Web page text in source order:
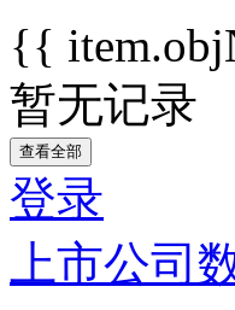
{{
暂无记录
查看全部
登录
上市公司